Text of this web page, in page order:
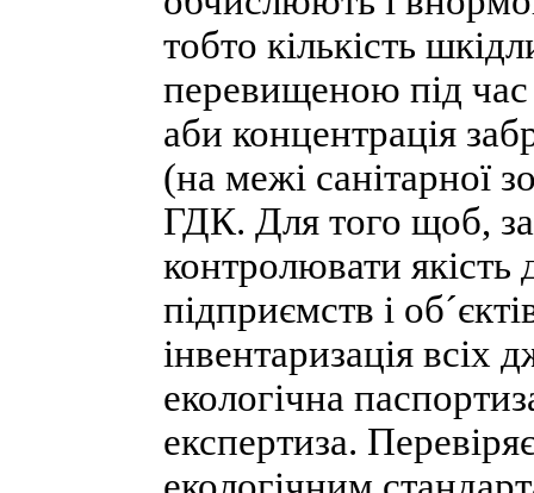
тобто кількість
перевищеною під час
аби концентрація
(на межі санітарної
ГДК. Для того щоб,
контролювати якість
підприємств і
інвентаризація всіх
екологічна
експертиза.